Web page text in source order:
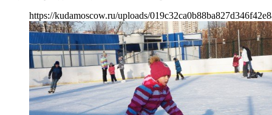
https://kudamoscow.ru/uploads/